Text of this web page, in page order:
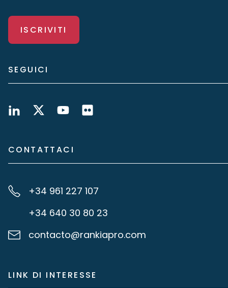
ISCRIVITI
SEGUICI
CONTATTACI
+34 961 227 107
+34 640 30 80 23
contacto@rankiapro.com
LINK DI INTERESSE